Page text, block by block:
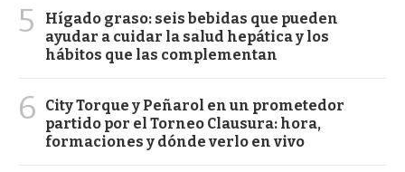
5
Hígado graso: seis bebidas que pueden
ayudar a cuidar la salud hepática y los
hábitos que las complementan
6
City Torque y Peñarol en un prometedor
partido por el Torneo Clausura: hora,
formaciones y dónde verlo en vivo